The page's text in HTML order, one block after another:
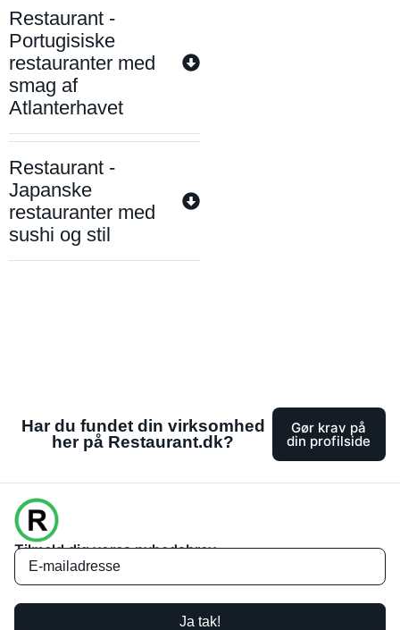
Restaurant -
Portugisiske
restauranter med
smag af
Atlanterhavet
Restaurant -
Japanske
restauranter med
sushi og stil
Har du fundet din virksomhed
her på Restaurant.dk?
Gør krav på
din profilside
Tilmeld dig vores nyhedsbrev
Ja tak!